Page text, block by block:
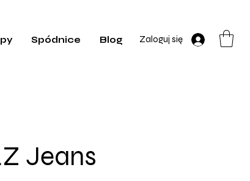
Zaloguj się
Spódnice Blog
Jeans